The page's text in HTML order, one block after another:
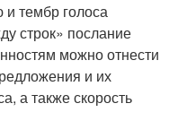
тембр голоса
строк» послание
можно отнести
и их
а также скорость